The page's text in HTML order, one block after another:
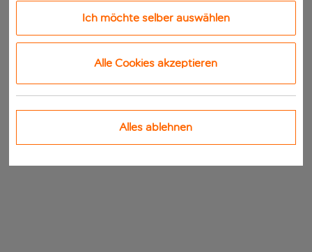
Ich möchte selber auswählen
Alle Cookies akzeptieren
Alles ablehnen